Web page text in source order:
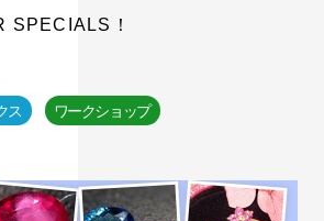
SPECIALS！
ス ワークショップ